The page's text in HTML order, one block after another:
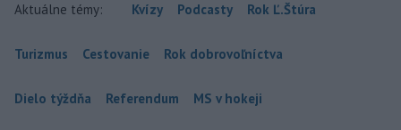
Aktuálne témy: Kvízy Podcasty Rok Ľ.Štúra
Turizmus Cestovanie Rok dobrovoľníctva
Dielo týždňa Referendum MS v hokeji